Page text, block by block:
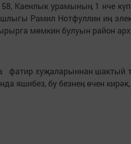
Каенлык урамыныӊ 1 нче
Рамил Нотфуллин иӊ
мөмкин булуын район
хуҗаларыннан шактый
яшибез, бу безнеӊ өчен